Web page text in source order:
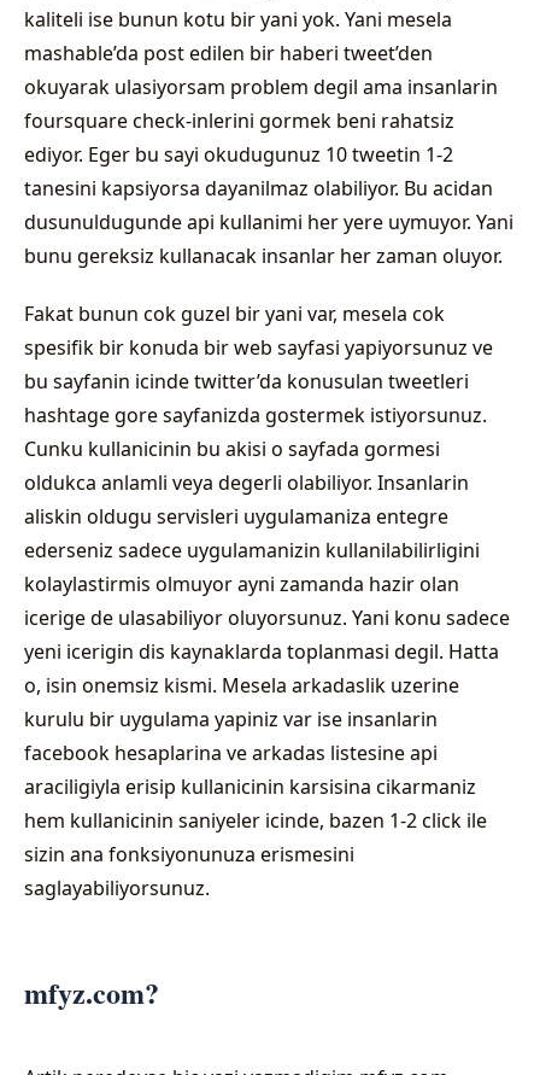
kaliteli ise bunun kotu bir yani yok. Yani mesela
mashable’da post edilen bir haberi tweet’den
okuyarak ulasiyorsam problem degil ama insanlarin
foursquare check-inlerini gormek beni rahatsiz
ediyor. Eger bu sayi okudugunuz 10 tweetin 1-2
tanesini kapsiyorsa dayanilmaz olabiliyor. Bu acidan
dusunuldugunde api kullanimi her yere uymuyor. Yani
bunu gereksiz kullanacak insanlar her zaman oluyor.
Fakat bunun cok guzel bir yani var, mesela cok
spesifik bir konuda bir web sayfasi yapiyorsunuz ve
bu sayfanin icinde twitter’da konusulan tweetleri
hashtage gore sayfanizda gostermek istiyorsunuz.
Cunku kullanicinin bu akisi o sayfada gormesi
oldukca anlamli veya degerli olabiliyor. Insanlarin
aliskin oldugu servisleri uygulamaniza entegre
ederseniz sadece uygulamanizin kullanilabilirligini
kolaylastirmis olmuyor ayni zamanda hazir olan
icerige de ulasabiliyor oluyorsunuz. Yani konu sadece
yeni icerigin dis kaynaklarda toplanmasi degil. Hatta
o, isin onemsiz kismi. Mesela arkadaslik uzerine
kurulu bir uygulama yapiniz var ise insanlarin
facebook hesaplarina ve arkadas listesine api
araciligiyla erisip kullanicinin karsisina cikarmaniz
hem kullanicinin saniyeler icinde, bazen 1-2 click ile
sizin ana fonksiyonunuza erismesini
saglayabiliyorsunuz.
mfyz.com?